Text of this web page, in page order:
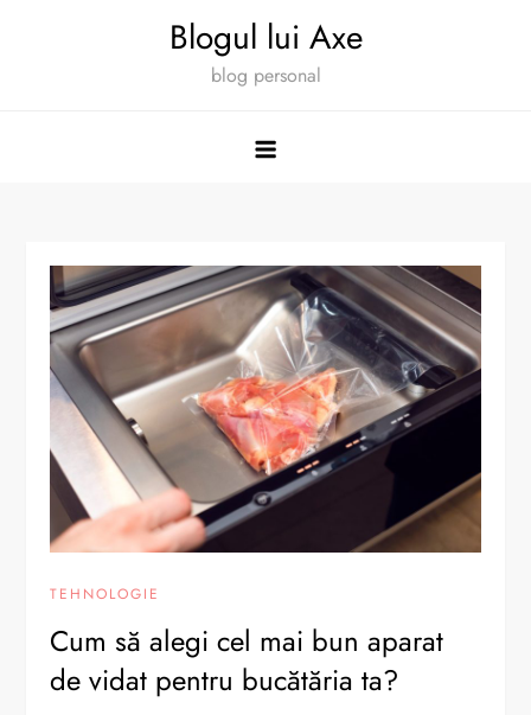
Blogul lui Axe
blog personal
TEHNOLOGIE
Cum să alegi cel mai bun aparat
de vidat pentru bucătăria ta?